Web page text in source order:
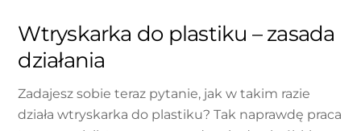
Wtryskarka do plastiku – zasada
działania
Zadajesz sobie teraz pytanie, jak w takim razie
działa wtryskarka do plastiku? Tak naprawdę praca